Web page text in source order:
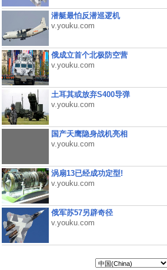
潜艇最怕反潜巡逻机
v.youku.com
俄成立首个北极防空营
v.youku.com
土耳其或放弃S400导弹
v.youku.com
国产天鹰隐身战机亮相
v.youku.com
涡扇13已经成功定型!
v.youku.com
俄军苏57另辟奇径
v.youku.com